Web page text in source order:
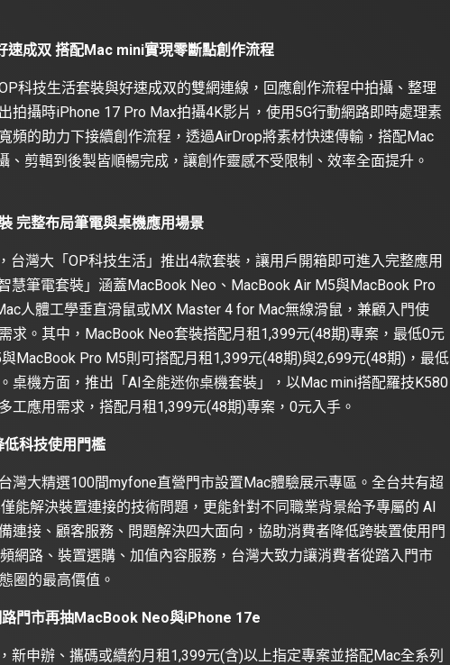
速成双 搭配Mac mini實現零斷點創作流程
科技生活套裝與好速成双的雙網連線，回應創作流程中拍攝、整理
拍攝時iPhone 17 Pro Max拍攝4K影片，使用5G行動網路即時處理素
頻的助力下接續創作流程，透過AirDrop將素材快速傳輸，搭配Mac
、剪輯到後製皆順暢完成，讓創作靈感不受限制、效率全面提升。
完整布局筆電與桌機應用場景
台灣大「OP科技生活」推出4款套裝，讓用戶開箱即可進入完整應用
慧筆電套裝」涵蓋MacBook Neo、MacBook Air M5與MacBook Pro
人體工學垂直滑鼠或MX Master 4 for Mac無線滑鼠，兼顧入門使
求。其中，MacBook Neo套裝搭配月租1,399元(48期)專案，最低0元
MacBook Pro M5則可搭配月租1,399元(48期)與2,699元(48期)，最低
桌機方面，推出「AI全能迷你桌機套裝」，以Mac mini搭配羅技K580
工應用需求，搭配月租1,399元(48期)專案，0元入手。
科技使用門檻
灣大精選100間myfone直營門市設置Mac體驗展示專區。全台共有超
能解決裝置連接的技術問題，更能針對不同職業背景給予專屬的 AI
連接、顧客服務、問題解決四大面向，協助消費者降低跨裝置使用門
網路、裝置選購、加值內容服務，台灣大致力讓消費者從踏入門市
圈的最高價值。
門市再抽MacBook Neo與iPhone 17e
新申辦、攜碼或續約月租1,399元(含)以上指定專案並搭配Mac全系列